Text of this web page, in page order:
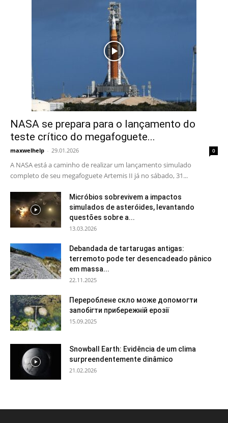
NASA se prepara para o lançamento do
teste crítico do megafoguete...
maxwelhelp - 29.01.2026 0
A NASA está a caminho de realizar um lançamento simulado
completo de seu megafoguete Artemis II já no sábado, 31...
Micróbios sobrevivem a impactos
simulados de asteróides, levantando
questões sobre a...
13.03.2026
Debandada de tartarugas antigas:
terremoto pode ter desencadeado pânico
em massa...
22.11.2025
Перероблене скло може допомогти
запобігти прибережній ерозії
15.09.2025
Snowball Earth: Evidência de um clima
surpreendentemente dinâmico
21.02.2026